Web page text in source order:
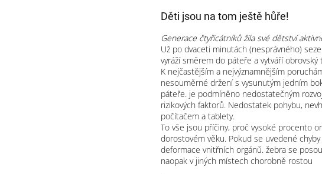
Děti jsou na tom ještě hůře!
Generace čtyřicátníků žila své dětství
Už po dvaceti minutách (nesprávného)
vyráží směrem do páteře a vytváří
K nejčastějším a nejvýznamnějším
nesouměrné držení s vysunutým jedním
páteře. je podmíněno nedostatečným
rizikových faktorů. Nedostatek pohybu,
počítačem a tablety.
To vše jsou příčiny, proč vysoké procento
dorostovém věku. Pokud se uvedené
deformace vnitřních orgánů. žebra se
naopak v jiných místech chorobně rostou